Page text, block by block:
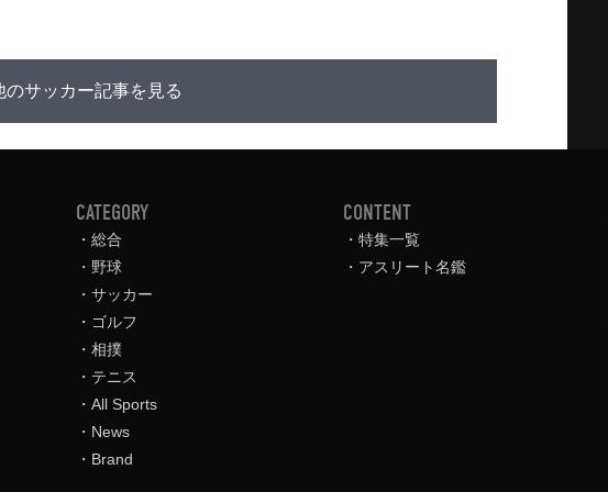
のサッカー記事を見る
CATEGORY
総合
野球
サッカー
ゴルフ
相撲
テニス
All Sports
News
Brand
CONTENT
特集一覧
アスリート名鑑